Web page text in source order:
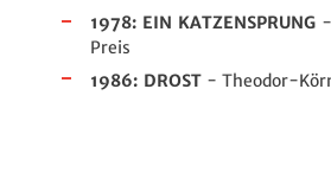
1978: EIN KATZENSPRUNG
Preis
1986: DROST - Theodor-